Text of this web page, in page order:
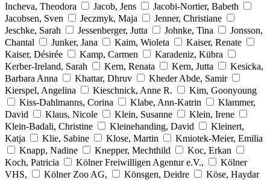
Incheva, Theodora
Jacob, Jens
Jacobi-Nortier, Babeth
Jacobsen, Sven
Jeczmyk, Maja
Jenner, Christiane
Jeschke, Sarah
Jessenberger, Jutta Johnke, Tina
Jonsson,
Chantal
Junker, Jana Kaim, Wioleta
Kaiser, Renate
Kaiser, Désirée
Kamp, Carmen
Karadeniz, Kübra
Kerber-Ireland, Sarah
Kern, Renata Kern, Jutta
Kesicka,
Barbara Anna
Khattar, Dhruv
Kheder Abde, Samir
Kierspel, Angelina
Kieschnick, Anne R.
Kim, Goonyoung
Kiss-Dahlmanns, Corina
Klabe, Ann-Katrin
Klammer,
David
Klaus, Nicole Klein, Susanne
Klein, Irene
Klein-Badali, Christine
Kleinehanding, David
Kleinert,
Katja
Klie, Sabine Klose, Martin
Kmiotek-Meier, Emilia
Knapp, Nadine
Knepper, Mechthild
Koc, Erkan
Koch, Patricia
Kölner Freiwilligen Agentur e.V.,
Kölner
VHS,
Kölner Zoo AG, Könsgen, Deidre
Köse, Haydar